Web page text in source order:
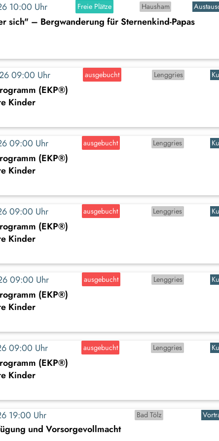
10:00 Uhr Freie Plätze Hausham
sich" – Bergwanderung für Sternenkind-Papas
09:00 Uhr ausgebucht Lenggries
(EKP®)
Kinder
09:00 Uhr ausgebucht Lenggries
(EKP®)
Kinder
09:00 Uhr ausgebucht Lenggries
(EKP®)
Kinder
09:00 Uhr ausgebucht Lenggries
(EKP®)
Kinder
09:00 Uhr ausgebucht Lenggries
(EKP®)
Kinder
19:00 Uhr Bad Tölz
und Vorsorgevollmacht